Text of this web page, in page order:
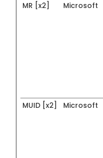
MR [x2] Microsoft
MUID [x2] Microsoft